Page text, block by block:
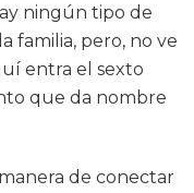
ningún tipo de
familia, pero, no ve
entra el sexto
que da nombre
de conectar